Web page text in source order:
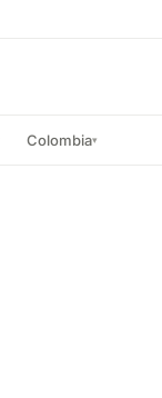
Colombia▾